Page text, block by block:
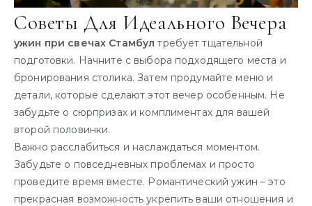
Советы Для Идеального Вечера
ужин при свечах Стамбул требует тщательной
подготовки. Начните с выбора подходящего места и
бронирования столика. Затем продумайте меню и
детали, которые сделают этот вечер особенным. Не
забудьте о сюрпризах и комплиментах для вашей
второй половинки.
Важно расслабиться и наслаждаться моментом.
Забудьте о повседневных проблемах и просто
проведите время вместе. Романтический ужин – это
прекрасная возможность укрепить ваши отношения и